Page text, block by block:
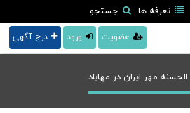
تعرفه ها جستجو
درج آگهی ورود عضویت
مهر ایران در مهاباد